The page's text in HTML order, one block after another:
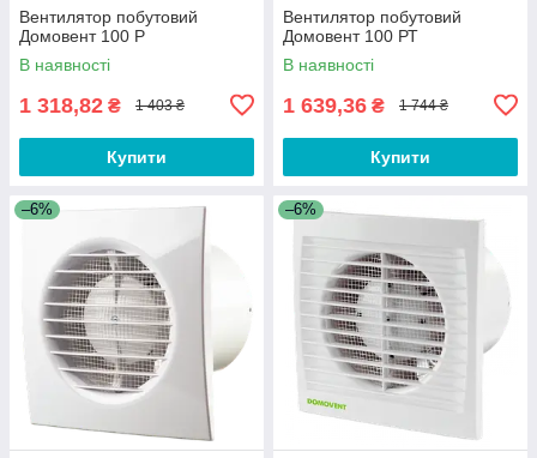
Вентилятор побутовий
Домовент 100 Р
В наявності
1 318,82 ₴ 1 403 ₴
Купити
Вентилятор побутовий
Домовент 100 РТ
В наявності
1 639,36 ₴ 1 744 ₴
Купити
–6% –6%